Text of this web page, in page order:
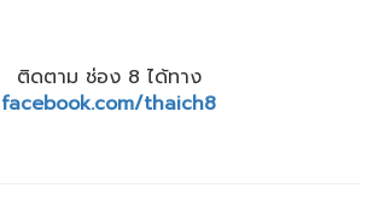
ติดตาม ช่อง 8 ได้ทาง
facebook.com/thaich8